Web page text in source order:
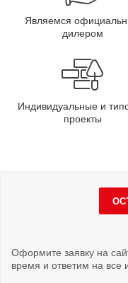
Являемся
дилером
Индивидуальные и
проекты
Оформите заявку на
время и ответим на все